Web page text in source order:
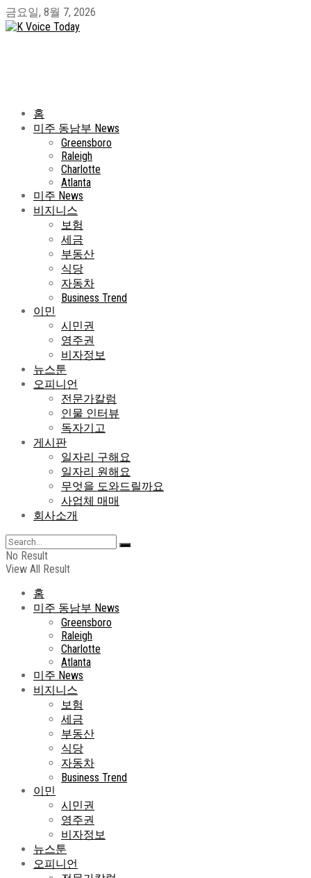
금요일, 8월 7, 2026
홈
미주 동남부 News
Greensboro
Raleigh
Charlotte
Atlanta
미주 News
비지니스
보험
세금
부동산
식당
자동차
Business Trend
이민
시민권
영주권
비자정보
뉴스툰
오피니언
전문가칼럼
인물 인터뷰
독자기고
게시판
일자리 구해요
일자리 원해요
무엇을 도와드릴까요
사업체 매매
회사소개
No Result
View All Result
홈
미주 동남부 News
Greensboro
Raleigh
Charlotte
Atlanta
미주 News
비지니스
보험
세금
부동산
식당
자동차
Business Trend
이민
시민권
영주권
비자정보
뉴스툰
오피니언